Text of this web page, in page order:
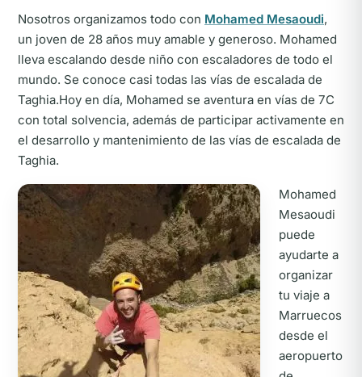
Nosotros organizamos todo con Mohamed Mesaoudi,
un joven de 28 años muy amable y generoso. Mohamed
lleva escalando desde niño con escaladores de todo el
mundo. Se conoce casi todas las vías de escalada de
Taghia.Hoy en día, Mohamed se aventura en vías de 7C
con total solvencia, además de participar activamente en
el desarrollo y mantenimiento de las vías de escalada de
Taghia.
Mohamed
Mesaoudi
puede
ayudarte a
organizar
tu viaje a
Marruecos
desde el
aeropuerto